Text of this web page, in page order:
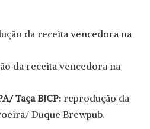
da receita vencedora na
da receita vencedora na
Taça BJCP: reprodução da
Duque Brewpub.